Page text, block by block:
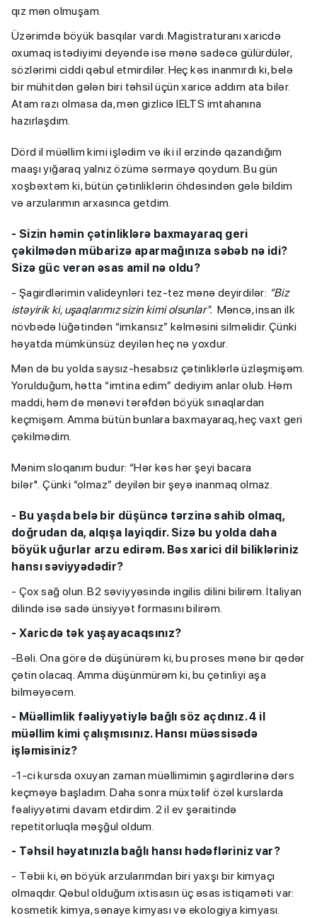
qız mən olmuşam.
Üzərimdə böyük basqılar vardı. Magistraturanı xaricdə
oxumaq istədiyimi deyəndə isə mənə sadəcə gülürdülər,
sözlərimi ciddi qəbul etmirdilər. Heç kəs inanmırdı ki, belə
bir mühitdən gələn biri təhsil üçün xaricə addım ata bilər.
Atam razı olmasa da, mən gizlicə IELTS imtahanına
hazırlaşdım.
Dörd il müəllim kimi işlədim və iki il ərzində qazandığım
maaşı yığaraq yalnız özümə sərmayə qoydum. Bu gün
xoşbəxtəm ki, bütün çətinliklərin öhdəsindən gələ bildim
və arzularımın arxasınca getdim.
- Sizin həmin çətinliklərə baxmayaraq geri
çəkilmədən mübarizə aparmağınıza səbəb nə idi?
Sizə güc verən əsas amil nə oldu?
- Şagirdlərimin valideynləri tez-tez mənə deyirdilər: “Biz
istəyirik ki, uşaqlarımız sizin kimi olsunlar". Məncə, insan ilk
növbədə lüğətindən “imkansız” kəlməsini silməlidir. Çünki
həyatda mümkünsüz deyilən heç nə yoxdur.
Mən də bu yolda saysız-hesabsız çətinliklərlə üzləşmişəm.
Yorulduğum, hətta “imtina edim” dediyim anlar olub. Həm
maddi, həm də mənəvi tərəfdən böyük sınaqlardan
keçmişəm. Amma bütün bunlara baxmayaraq, heç vaxt geri
çəkilmədim.
Mənim sloqanım budur: “Hər kəs hər şeyi bacara
bilər". Çünki “olmaz” deyilən bir şeyə inanmaq olmaz.
- Bu yaşda belə bir düşüncə tərzinə sahib olmaq,
doğrudan da, alqışa layiqdir. Sizə bu yolda daha
böyük uğurlar arzu edirəm. Bəs xarici dil bilikləriniz
hansı səviyyədədir?
- Çox sağ olun. B2 səviyyəsində ingilis dilini bilirəm. İtaliyan
dilində isə sadə ünsiyyət formasını bilirəm.
- Xaricdə tək yaşayacaqsınız?
-Bəli. Ona görə də düşünürəm ki, bu proses mənə bir qədər
çətin olacaq. Amma düşünmürəm ki, bu çətinliyi aşa
bilməyəcəm.
- Müəllimlik fəaliyyətiylə bağlı söz açdınız. 4 il
müəllim kimi çalışmısınız. Hansı müəssisədə
işləmisiniz?
-1-ci kursda oxuyan zaman müəllimimin şagirdlərinə dərs
keçməyə başladım. Daha sonra müxtəlif özəl kurslarda
fəaliyyətimi davam etdirdim. 2 il ev şəraitində
repetitorluqla məşğul oldum.
- Təhsil həyatınızla bağlı hansı hədəfləriniz var?
- Təbii ki, ən böyük arzularımdan biri yaxşı bir kimyaçı
olmaqdır. Qəbul olduğum ixtisasın üç əsas istiqaməti var:
kosmetik kimya, sənaye kimyası və ekologiya kimyası.